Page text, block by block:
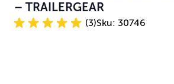
– TRAILERGEAR
(3)Sku: 30746